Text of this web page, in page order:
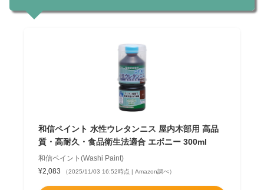
和信ペイント 水性ウレタンニス 屋内木部用 高品
質・高耐久・食品衛生法適合 エボニー 300ml
和信ペイント(Washi Paint)
¥2,083
（2025/11/03 16:52時点 | Amazon調べ）